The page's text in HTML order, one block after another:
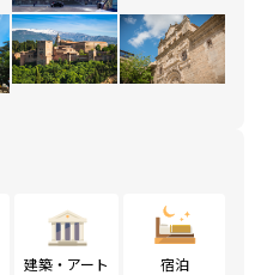
建築・アート 宿泊